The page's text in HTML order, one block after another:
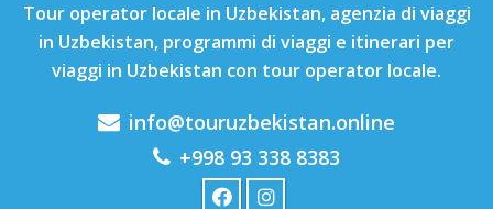
Tour operator locale in Uzbekistan, agenzia di viaggi
in Uzbekistan, programmi di viaggi e itinerari per
viaggi in Uzbekistan con tour operator locale.
info@touruzbekistan.online
+998 93 338 8383